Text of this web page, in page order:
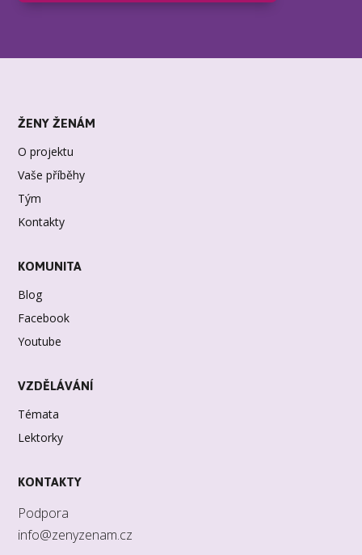
ŽENY ŽENÁM
O projektu
Vaše příběhy
Tým
Kontakty
KOMUNITA
Blog
Facebook
Youtube
VZDĚLÁVÁNÍ
Témata
Lektorky
KONTAKTY
Podpora
info@zenyzenam.cz